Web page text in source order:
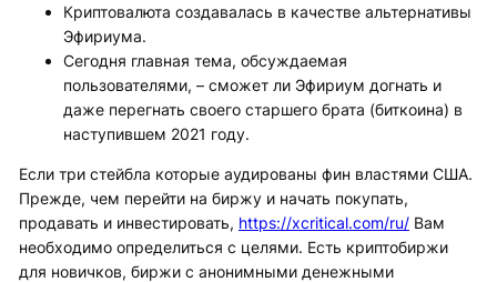
Криптовалюта создавалась в качестве альтернативы
Эфириума.
Сегодня главная тема, обсуждаемая
пользователями, – сможет ли Эфириум догнать и
даже перегнать своего старшего брата (биткоина) в
наступившем 2021 году.
Если три стейбла которые аудированы фин властями США.
Прежде, чем перейти на биржу и начать покупать,
продавать и инвестировать, https://xcritical.com/ru/Вам
необходимо определиться с целями. Есть криптобиржи
для новичков, биржи с анонимными денежными